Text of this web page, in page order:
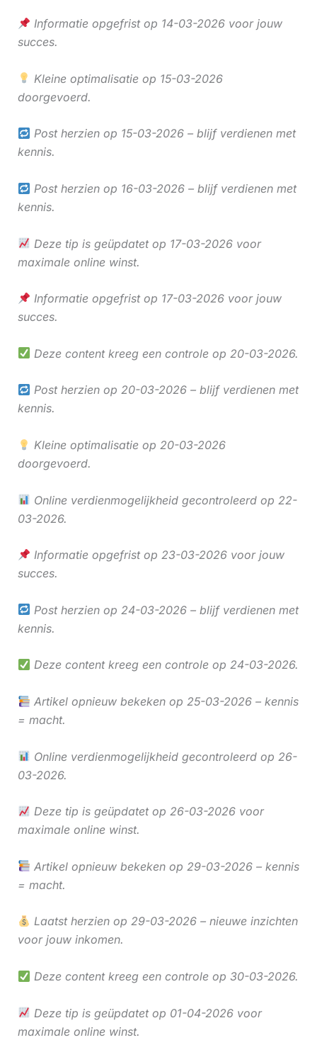
Informatie opgefrist op 14-03-2026 voor jouw
succes.
Kleine optimalisatie op 15-03-2026
doorgevoerd.
Post herzien op 15-03-2026 – blijf verdienen met
kennis.
Post herzien op 16-03-2026 – blijf verdienen met
kennis.
Deze tip is geüpdatet op 17-03-2026 voor
maximale online winst.
Informatie opgefrist op 17-03-2026 voor jouw
succes.
Deze content kreeg een controle op 20-03-2026.
Post herzien op 20-03-2026 – blijf verdienen met
kennis.
Kleine optimalisatie op 20-03-2026
doorgevoerd.
Online verdienmogelijkheid gecontroleerd op 22-
03-2026.
Informatie opgefrist op 23-03-2026 voor jouw
succes.
Post herzien op 24-03-2026 – blijf verdienen met
kennis.
Deze content kreeg een controle op 24-03-2026.
Artikel opnieuw bekeken op 25-03-2026 – kennis
= macht.
Online verdienmogelijkheid gecontroleerd op 26-
03-2026.
Deze tip is geüpdatet op 26-03-2026 voor
maximale online winst.
Artikel opnieuw bekeken op 29-03-2026 – kennis
= macht.
Laatst herzien op 29-03-2026 – nieuwe inzichten
voor jouw inkomen.
Deze content kreeg een controle op 30-03-2026.
Deze tip is geüpdatet op 01-04-2026 voor
maximale online winst.